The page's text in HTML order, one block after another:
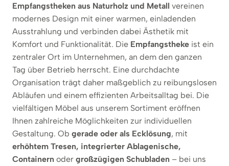
Empfangstheken aus Naturholz und Metall vereinen
modernes Design mit einer warmen, einladenden
Ausstrahlung und verbinden dabei Ästhetik mit
Komfort und Funktionalität. Die Empfangstheke ist ein
zentraler Ort im Unternehmen, an dem den ganzen
Tag über Betrieb herrscht. Eine durchdachte
Organisation trägt daher maßgeblich zu reibungslosen
Abläufen und einem effizienten Arbeitsalltag bei. Die
vielfältigen Möbel aus unserem Sortiment eröffnen
Ihnen zahlreiche Möglichkeiten zur individuellen
Gestaltung. Ob gerade oder als Ecklösung, mit
erhöhtem Tresen, integrierter Ablagenische,
Containern oder großzügigen Schubladen – bei uns